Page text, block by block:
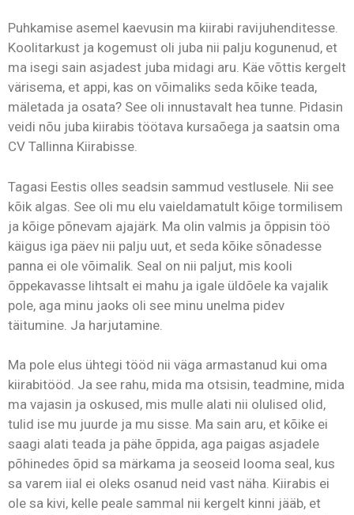
Puhkamise asemel kaevusin ma kiirabi ravijuhenditesse.
Koolitarkust ja kogemust oli juba nii palju kogunenud, et
ma isegi sain asjadest juba midagi aru. Käe võttis kergelt
värisema, et appi, kas on võimaliks seda kõike teada,
mäletada ja osata? See oli innustavalt hea tunne. Pidasin
veidi nõu juba kiirabis töötava kursaõega ja saatsin oma
CV Tallinna Kiirabisse.
Tagasi Eestis olles seadsin sammud vestlusele. Nii see
kõik algas. See oli mu elu vaieldamatult kõige tormilisem
ja kõige põnevam ajajärk. Ma olin valmis ja õppisin töö
käigus iga päev nii palju uut, et seda kõike sõnadesse
panna ei ole võimalik. Seal on nii paljut, mis kooli
õppekavasse lihtsalt ei mahu ja igale üldõele ka vajalik
pole, aga minu jaoks oli see minu unelma pidev
täitumine. Ja harjutamine.
Ma pole elus ühtegi tööd nii väga armastanud kui oma
kiirabitööd. Ja see rahu, mida ma otsisin, teadmine, mida
ma vajasin ja oskused, mis mulle alati nii olulised olid,
tulid ise mu juurde ja mu sisse. Ma sain aru, et kõike ei
saagi alati teada ja pähe õppida, aga paigas asjadele
põhinedes õpid sa märkama ja seoseid looma seal, kus
sa varem iial ei oleks osanud neid vast näha. Kiirabis ei
ole sa kivi, kelle peale sammal nii kergelt kinni jääb, et